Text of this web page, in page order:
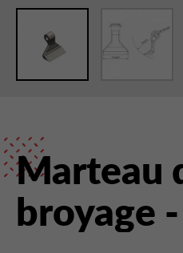
Marteau
broyage